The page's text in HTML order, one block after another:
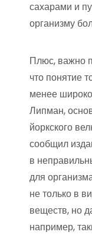
сахарами и
организму
Плюс, важно
что понятие
менее
Липман,
йоркского
сообщил
в
для
не только в
веществ, но
например,